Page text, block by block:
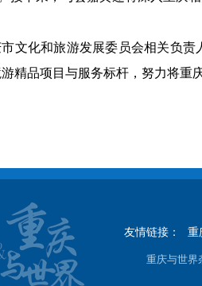
文化和旅游发展委员会相关负
精品项目与服务标杆，努力将重
友情链接：
重
重庆与世界